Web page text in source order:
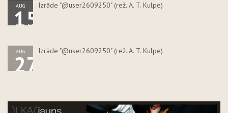
AUG
15 Izrāde "@user2609250" (rež. A. T. Kulpe)
AUG
27 Izrāde "@user2609250" (rež. A. T. Kulpe)